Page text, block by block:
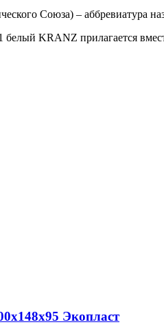
Союза) – аббревиатура
KRANZ прилагается
Экопласт